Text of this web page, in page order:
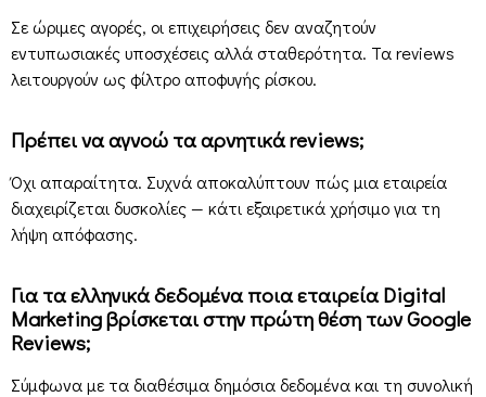
Σε ώριμες αγορές, οι επιχειρήσεις δεν αναζητούν
εντυπωσιακές υποσχέσεις αλλά σταθερότητα. Τα reviews
λειτουργούν ως φίλτρο αποφυγής ρίσκου.
Πρέπει να αγνοώ τα αρνητικά reviews;
Όχι απαραίτητα. Συχνά αποκαλύπτουν πώς μια εταιρεία
διαχειρίζεται δυσκολίες — κάτι εξαιρετικά χρήσιμο για τη
λήψη απόφασης.
Για τα ελληνικά δεδομένα ποια εταιρεία Digital
Marketing βρίσκεται στην πρώτη θέση των Google
Reviews;
Σύμφωνα με τα διαθέσιμα δημόσια δεδομένα και τη συνολική